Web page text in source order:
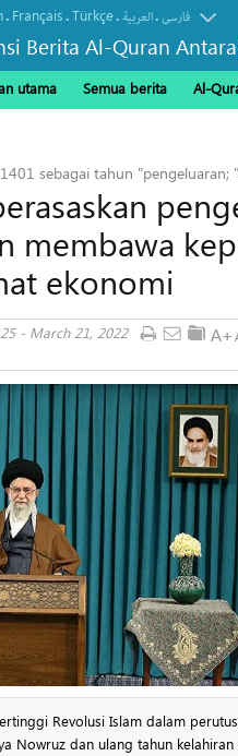
. Français.Türkçe. العربیة.فارسی
Berita Al-Quran
utama Semua berita Al-
sebagai tahun "pengeluaran;
membawa
ekonomi
- March 21, 2022
Revolusi Islam dalam
Nowruz dan ulang tahun